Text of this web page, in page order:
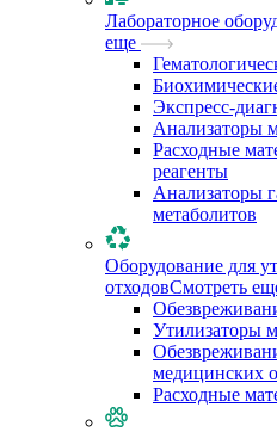
Лабораторное
еще
Экспресс-
Анализаторы
Расходные
реагенты
Анализаторы
метаболитов
Оборудование для
отходовСмотреть
Утилизаторы
медицинских
Расходные